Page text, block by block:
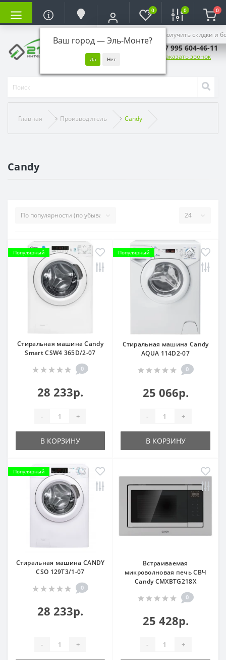
Ваш город —Эль-Монте?
Войдите, чтобы получить скидки и
0 0 0
+7 995 604-46-11
Заказать звонок
Главная Производитель Candy
Candy
Популярный
Стиральная машина Candy
Smart CSW4 365D/2-07
0
28 233р.
- +
В КОРЗИНУ
Популярный
Стиральная машина Candy
AQUA 114D2-07
0
25 066р.
- +
В КОРЗИНУ
Популярный
Стиральная машина CANDY
CSO 129T3/1-07
0
28 233р.
- +
Встраиваемая
микроволновая печь СВЧ
Candy CMXBTG218X
0
25 428р.
- +